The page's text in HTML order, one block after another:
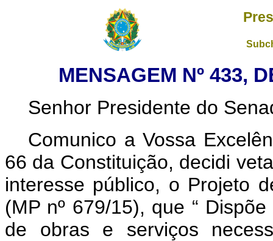
MENSAGEM Nº 433,
Senhor Presidente do
Comunico a Vossa
66 da Constituição, decidi
interesse público, o Projeto
(MP nº 679/15), que “
de obras e serviços